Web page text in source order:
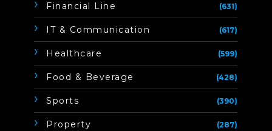
Financial Line (631)
IT & Communication (617)
Healthcare (599)
Food & Beverage (428)
Sports (390)
Property (287)